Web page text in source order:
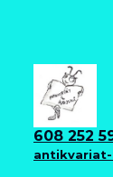
608 252
antikvariat-